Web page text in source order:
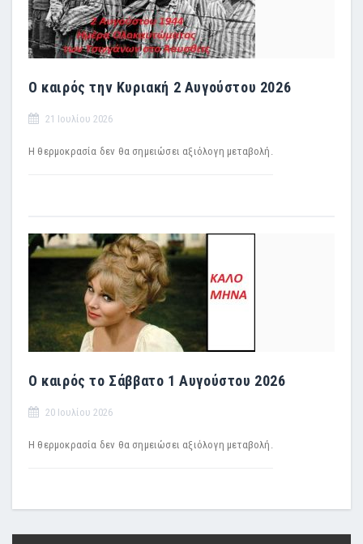
Ο καιρός την Κυριακή 2 Αυγούστου 2026
21 Ιουλίου 2026
Η θερμοκρασία δεν θα σημειώσει αξιόλογη μεταβολή.
Ο καιρός το Σάββατο 1 Αυγούστου 2026
20 Ιουλίου 2026
Η θερμοκρασία δεν θα σημειώσει αξιόλογη μεταβολή.